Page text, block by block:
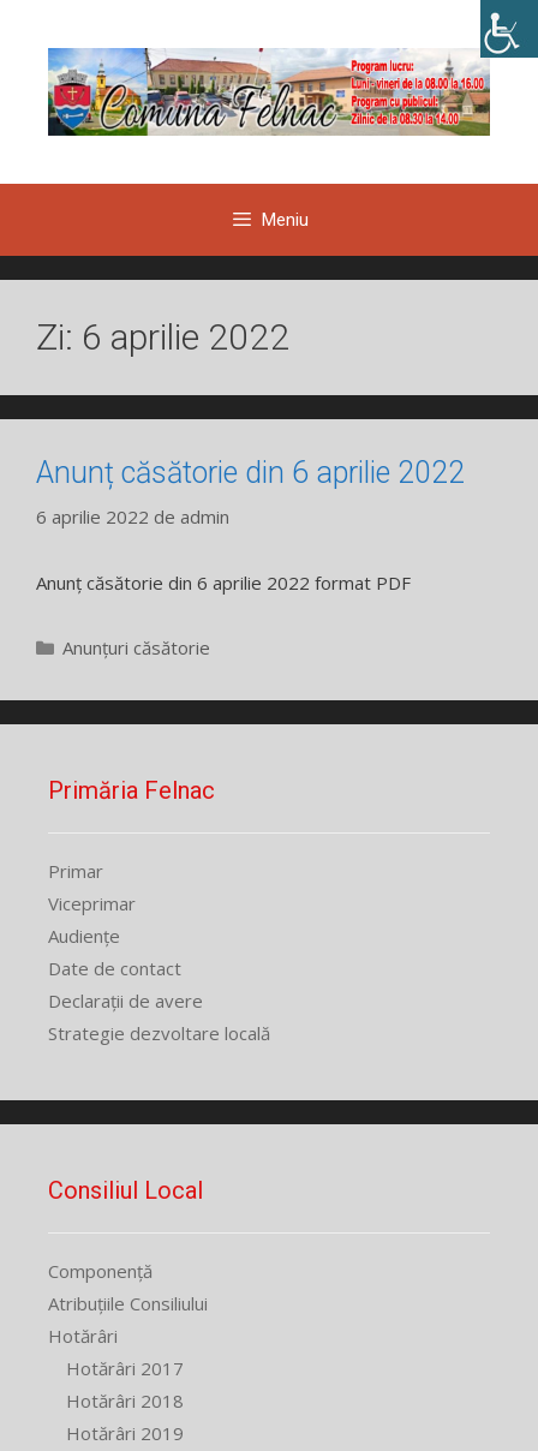
conținut
Meniu
Zi: 6 aprilie 2022
Anunț căsătorie din 6 aprilie 2022
6 aprilie 2022 de admin
Anunț căsătorie din 6 aprilie 2022 format PDF
Categorii
Anunțuri căsătorie
Primăria Felnac
Primar
Viceprimar
Audiențe
Date de contact
Declarații de avere
Strategie dezvoltare locală
Consiliul Local
Componență
Atribuțiile Consiliului
Hotărâri
Hotărâri 2017
Hotărâri 2018
Hotărâri 2019